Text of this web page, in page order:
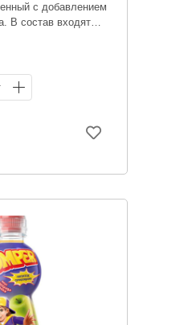
с добавлением
В состав входят
вода,
подготовку.
фруктово-ягодным
жажду и дарит
эмоций.
и не является